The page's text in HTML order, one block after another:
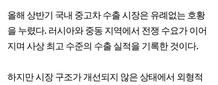
올해 상반기 국내 중고차 수출 시장은 유례없는 호황
을 누렸다. 러시아와 중동 지역에서 전쟁 수요가 이어
지며 사상 최고 수준의 수출 실적을 기록한 것이다.
하지만 시장 구조가 개선되지 않은 상태에서 외형적